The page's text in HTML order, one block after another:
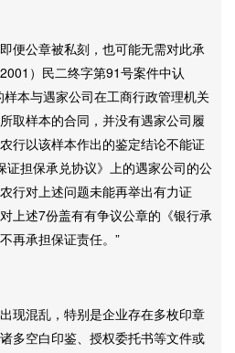
便公章被私刻，也可能无需对此承
）民二终字第91号案件中认
本与遇家公司在工商行政管理机关
取样本的合同，并没有遇家公司履
行以该样本作出的鉴定结论不能证
证担保承兑协议》上的遇家公司的公
行对上述问题未能再举出有力证
上述7份盖有有争议公章的《银行承
再承担保证责任。”
现混乱，特别是企业存在多枚印章
多空白印鉴、授权委托书等文件或